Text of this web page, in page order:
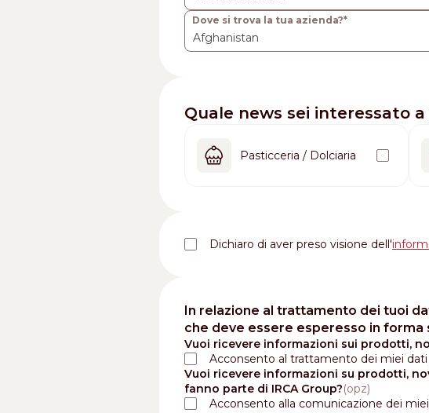
Dove si trova la tua azienda?*
Afghanistan
Quale news sei interessato a
Pasticceria / Dolciaria
Dichiaro di aver preso visione dell'
In relazione al trattamento dei tuoi
che deve essere esperesso in
Vuoi ricevere informazioni sui prodotti,
Acconsento al trattamento dei miei
Vuoi ricevere informazioni su prodotti,
fanno parte di IRCA Group?
Acconsento alla comunicazione dei